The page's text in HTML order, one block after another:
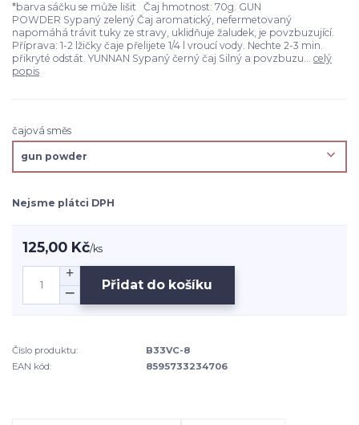
*barva sáčku se může lišit Čaj hmotnost: 70g. GUN
POWDER Sypaný zelený Čaj aromatický, nefermetovaný
napomáhá trávit tuky ze stravy, uklidňuje žaludek, je povzbuzující.
Příprava: 1-2 lžičky čaje přelijete 1/4 l vroucí vody. Nechte 2-3 min.
přikryté odstát. YUNNAN Sypaný černý čaj Silný a povzbuzu... celý
popis
čajová směs
Nejsme plátci DPH
125,00 Kč/ks
Přidat do košíku
Číslo produktu:
B33VC-8
EAN kód:
8595733234706